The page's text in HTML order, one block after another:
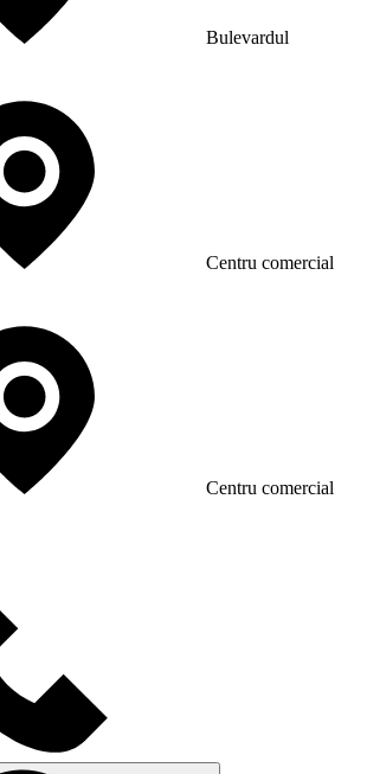
Bulevardul
Сentru comercial
Сentru comercial